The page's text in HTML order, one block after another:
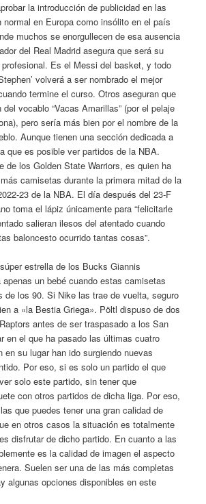
la introducción de publicidad en las
en Europa como insólito en el país
muchos se enorgullecen de esa ausencia
del Real Madrid asegura que será su
Es el Messi del basket, y todo
volverá a ser nombrado el mejor
termine el curso. Otros aseguran que
vocablo “Vacas Amarillas” (por el pelaje
pero sería más bien por el nombre de la
Aunque tienen una sección dedicada a
que es posible ver partidos de la NBA.
de los Golden State Warriors, es quien ha
camisetas durante la primera mitad de la
23 de la NBA. El día después del 23-F
toma el lápiz únicamente para “felicitarle
salieran ilesos del atentado cuando
baloncesto ocurrido tantas cosas”.
estrella de los Bucks Giannis
un bebé cuando estas camisetas
de los 90. Si Nike las trae de vuelta, seguro
a «la Bestia Griega». Pöltl dispuso de dos
antes de ser traspasado a los San
en el que ha pasado las últimas cuatro
en su lugar han ido surgiendo nuevas
Por eso, si es solo un partido el que
solo este partido, sin tener que
con otros partidos de dicha liga. Por eso,
que puedes tener una gran calidad de
en otros casos la situación es totalmente
disfrutar de dicho partido. En cuanto a las
es la calidad de imagen el aspecto
Suelen ser una de las más completas
algunas opciones disponibles en este